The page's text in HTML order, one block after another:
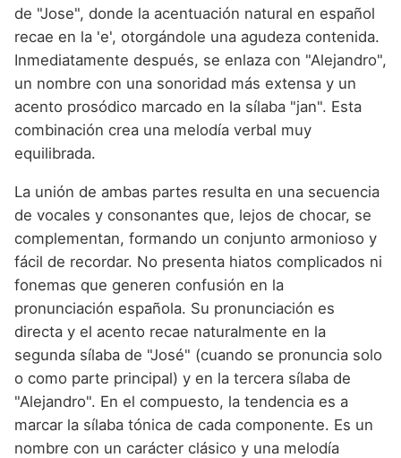
de "Jose", donde la acentuación natural en español
recae en la 'e', otorgándole una agudeza contenida.
Inmediatamente después, se enlaza con "Alejandro",
un nombre con una sonoridad más extensa y un
acento prosódico marcado en la sílaba "jan". Esta
combinación crea una melodía verbal muy
equilibrada.
La unión de ambas partes resulta en una secuencia
de vocales y consonantes que, lejos de chocar, se
complementan, formando un conjunto armonioso y
fácil de recordar. No presenta hiatos complicados ni
fonemas que generen confusión en la
pronunciación española. Su pronunciación es
directa y el acento recae naturalmente en la
segunda sílaba de "José" (cuando se pronuncia solo
o como parte principal) y en la tercera sílaba de
"Alejandro". En el compuesto, la tendencia es a
marcar la sílaba tónica de cada componente. Es un
nombre con un carácter clásico y una melodía